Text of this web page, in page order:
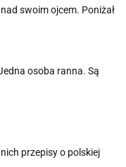
swoim ojcem. Poniżał
osoba ranna. Są
przepisy o polskiej